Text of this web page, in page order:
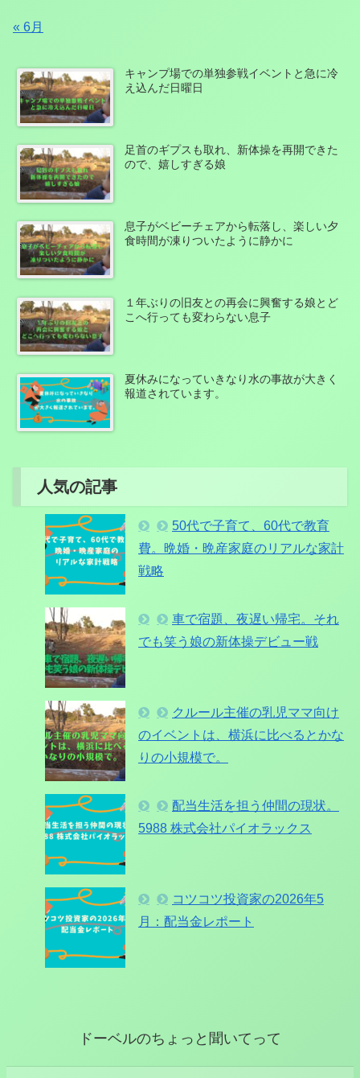
« 6月
キャンプ場での単独参戦イベントと急に冷
え込んだ日曜日
足首のギプスも取れ、新体操を再開できた
ので、嬉しすぎる娘
息子がベビーチェアから転落し、楽しい夕
食時間が凍りついたように静かに
１年ぶりの旧友との再会に興奮する娘とど
こへ行っても変わらない息子
夏休みになっていきなり水の事故が大きく
報道されています。
人気の記事
50代で子育て、60代で教育
費。晩婚・晩産家庭のリアルな家計
戦略
車で宿題、夜遅い帰宅。それ
でも笑う娘の新体操デビュー戦
クルール主催の乳児ママ向け
のイベントは、横浜に比べるとかな
りの小規模で。
配当生活を担う仲間の現状。
5988 株式会社パイオラックス
コツコツ投資家の2026年5
月：配当金レポート
ドーベルのちょっと聞いてって